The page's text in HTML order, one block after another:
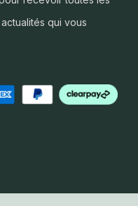
qui vous